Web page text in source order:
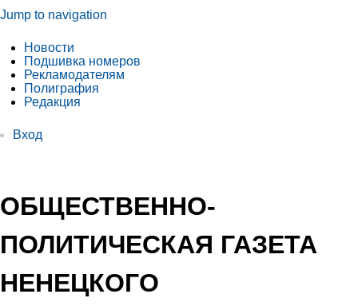
Jump to navigation
Новости
Подшивка номеров
Рекламодателям
Полиграфия
Редакция
Вход
ОБЩЕСТВЕННО-
ПОЛИТИЧЕСКАЯ ГАЗЕТА
НЕНЕЦКОГО